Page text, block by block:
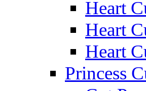
Heart
Heart
Heart
Princess